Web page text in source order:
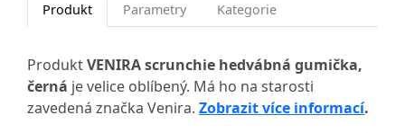
Produkt Parametry Kategorie
ProduktVENIRA scrunchie hedvábná gumička,
černá je velice oblíbený. Má ho na starosti
zavedená značka Venira. Zobrazit více informací.